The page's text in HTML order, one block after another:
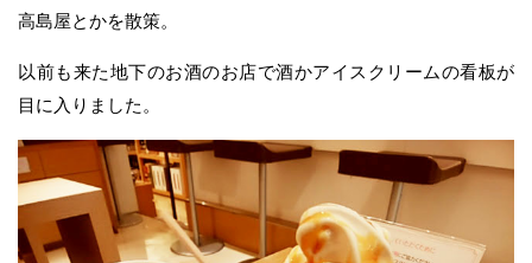
高島屋とかを散策。
以前も来た地下のお酒のお店で酒かアイスクリームの看板が
目に入りました。